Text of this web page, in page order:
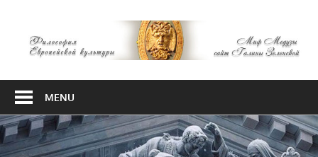
content
Европейской
MENU